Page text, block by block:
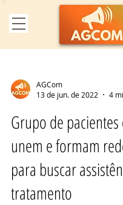
AGCom
13 de jun. de 2022
4
Grupo de pacientes
unem e formam
para buscar
tratamento